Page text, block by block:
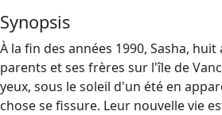
Synopsis
À la fin des années 1990, Sasha,
parents et ses frères sur l'île de
yeux, sous le soleil d'un été en
chose se fissure. Leur nouvelle vie